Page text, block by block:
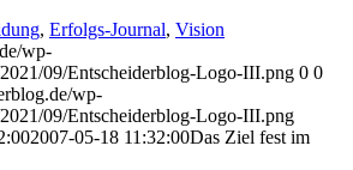
, Erfolgs-Journal, Vision
wp-
09/Entscheiderblog-Logo-III.png 0 0
wp-
09/Entscheiderblog-Logo-III.png
2007-05-18 11:32:00Das Ziel fest im